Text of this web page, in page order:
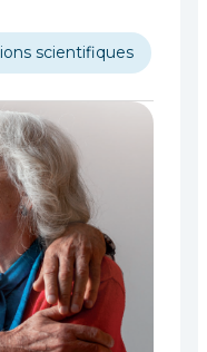
scientifiques